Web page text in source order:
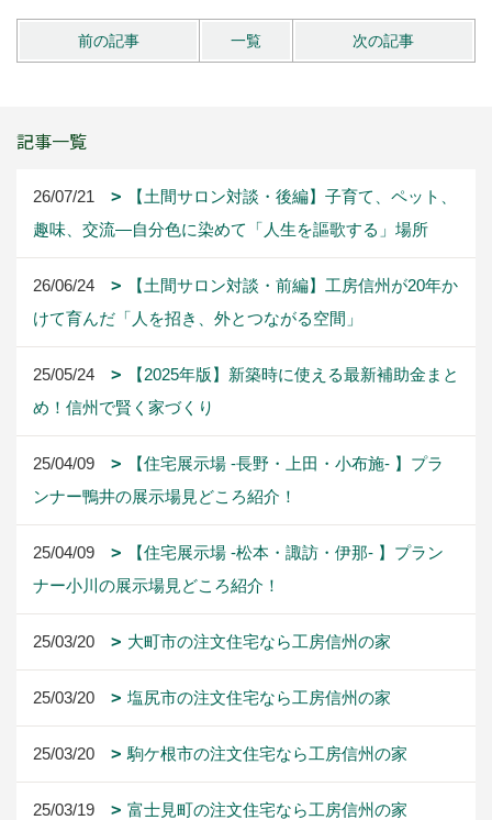
前の記事 一覧 次の記事
記事一覧
26/07/21
【土間サロン対談・後編】子育て、ペット、
趣味、交流―自分色に染めて「人生を謳歌する」場所
26/06/24
【土間サロン対談・前編】工房信州が20年か
けて育んだ「人を招き、外とつながる空間」
25/05/24
【2025年版】新築時に使える最新補助金まと
め！信州で賢く家づくり
25/04/09
【住宅展示場 -長野・上田・小布施- 】プラ
ンナー鴨井の展示場見どころ紹介！
25/04/09
【住宅展示場 -松本・諏訪・伊那- 】プラン
ナー小川の展示場見どころ紹介！
25/03/20 大町市の注文住宅なら工房信州の家
25/03/20 塩尻市の注文住宅なら工房信州の家
25/03/20 駒ケ根市の注文住宅なら工房信州の家
25/03/19 富士見町の注文住宅なら工房信州の家